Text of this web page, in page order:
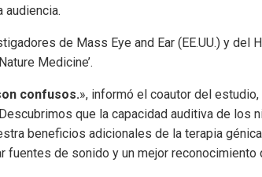
audiencia.
de Mass Eye and Ear (EE.UU.) y del
Medicine’.
confusos.», informó el coautor del
que la capacidad auditiva de los
beneficios adicionales de la terapia
fuentes de sonido y un mejor